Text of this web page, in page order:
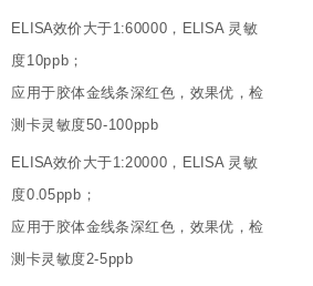
ELISA效价大于1:60000，ELISA 灵敏
度10ppb；
应用于胶体金线条深红色，效果优，检
测卡灵敏度50-100ppb
ELISA效价大于1:20000，ELISA 灵敏
度0.05ppb；
应用于胶体金线条深红色，效果优，检
测卡灵敏度2-5ppb